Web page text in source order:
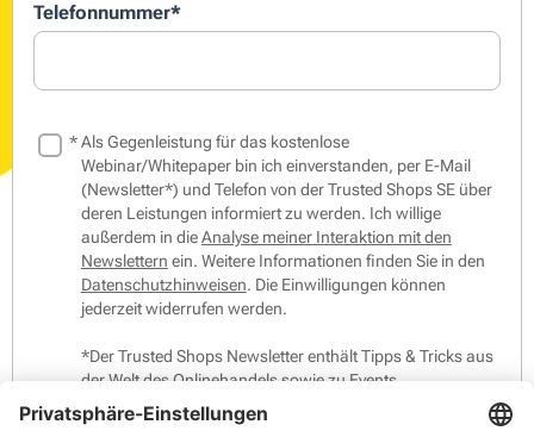
Telefonnummer*
Als Gegenleistung für das kostenlose
Webinar/Whitepaper bin ich einverstanden, per E-Mail
(Newsletter*) und Telefon von der Trusted Shops SE über
deren Leistungen informiert zu werden. Ich willige
außerdem in dieAnalyse meiner Interaktion mit den
Newslettern ein. Weitere Informationen finden Sie in den
Datenschutzhinweisen. Die Einwilligungen können
jederzeit widerrufen werden.
*Der Trusted Shops Newsletter enthält Tipps & Tricks aus
der Welt des Onlinehandels sowie zu Events,
Gewinnspielen und unseren Produkten, Mitgliedern und
Partnern.
*